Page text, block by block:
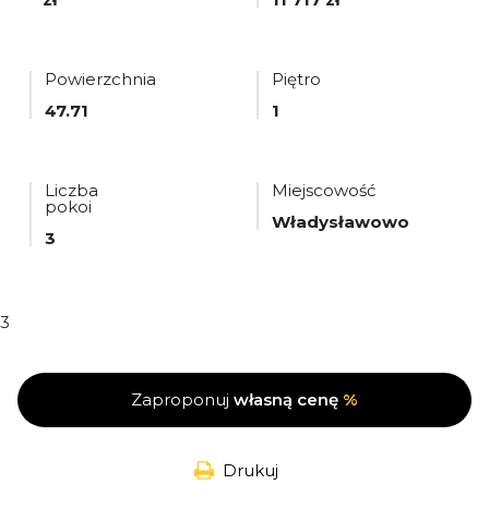
Powierzchnia
47.71
Piętro
1
Liczba
pokoi
3
Miejscowość
Władysławowo
3
Zaproponuj własną cenę %
Drukuj